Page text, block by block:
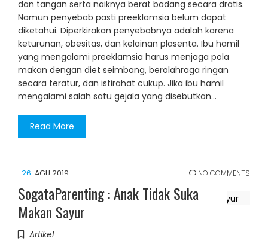
dan tangan serta naiknya berat badang secara dratis.
Namun penyebab pasti preeklamsia belum dapat
diketahui. Diperkirakan penyebabnya adalah karena
keturunan, obesitas, dan kelainan plasenta. Ibu hamil
yang mengalami preeklamsia harus menjaga pola
makan dengan diet seimbang, berolahraga ringan
secara teratur, dan istirahat cukup. Jika ibu hamil
mengalami salah satu gejala yang disebutkan…
Read More
26 AGU 2019 NO COMMENTS
SogataParenting : Anak Tidak Suka
Makan Sayur
Artikel